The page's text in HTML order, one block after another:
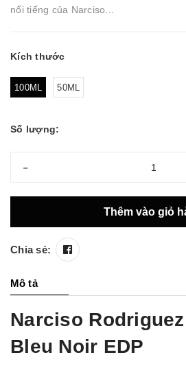
nổi tiếng của Narciso...
Kích thước
100ML 50ML
Số lượng:
-
Thêm vào giỏ
Chia sẻ:
Mô tả
Narciso
Bleu Noir EDP